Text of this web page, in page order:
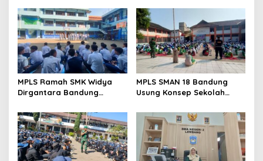
MPLS Ramah SMK Widya
Dirgantara Bandung
dan Budaya Kerja Industri
MPLS SMAN 18 Bandung
Usung Konsep Sekolah
Baru